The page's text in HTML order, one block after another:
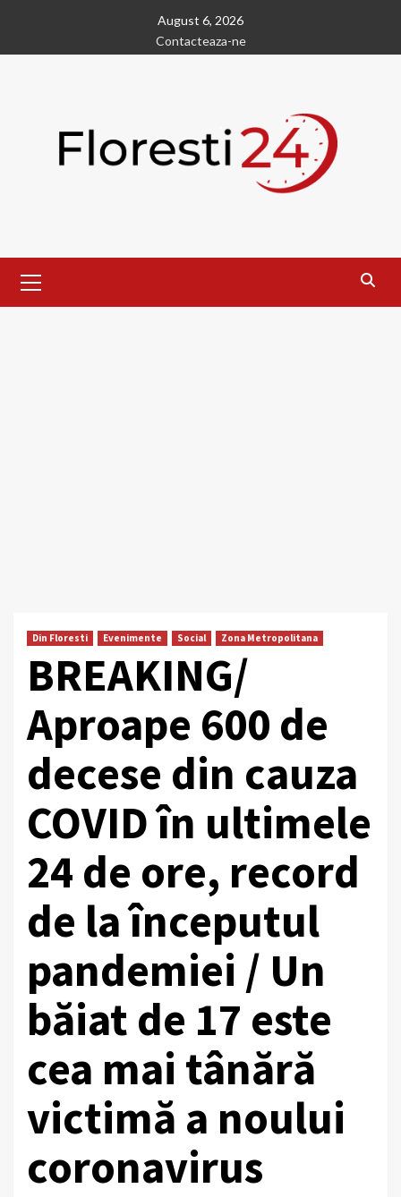
content
August 6, 2026
Contacteaza-ne
Menu
Din Floresti Evenimente Social Zona Metropolitana
BREAKING/
Aproape 600 de
decese din cauza
COVID în ultimele
24 de ore, record
de la începutul
pandemiei / Un
băiat de 17 este
cea mai tânără
victimă a noului
coronavirus